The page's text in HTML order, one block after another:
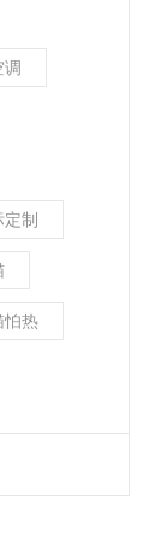
调
定制
怕热